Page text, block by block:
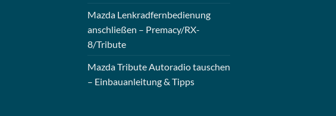
Mazda Lenkradfernbedienung
anschließen – Premacy/RX-
8/Tribute
Mazda Tribute Autoradio tauschen
– Einbauanleitung & Tipps